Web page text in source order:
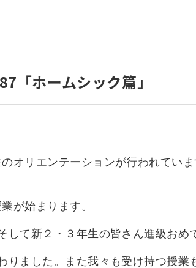
ホームシック篇」
オリエンテーションが行われてい
が始まります。
して新２・３年生の皆さん進級おめ
りました。また我々も受け持つ授業